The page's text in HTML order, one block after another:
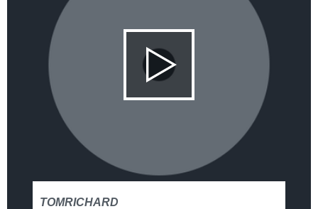
TOMRICHARD